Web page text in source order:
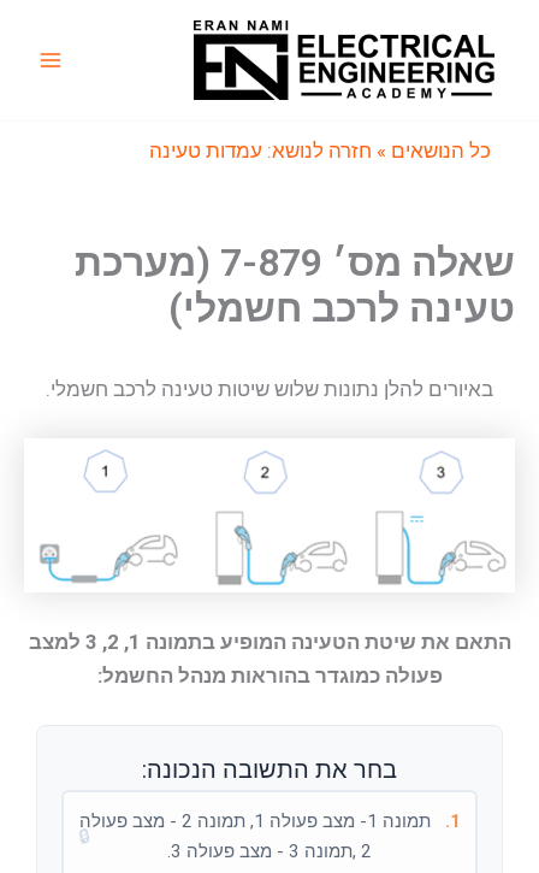
כל הנושאים » חזרה לנושא: עמדות טעינה
שאלה מס׳ 7-879 (מערכת
טעינה לרכב חשמלי)
באיורים להלן נתונות שלוש שיטות טעינה לרכב חשמלי.
התאם את שיטת הטעינה המופיע בתמונה 1, 2, 3 למצב
פעולה כמוגדר בהוראות מנהל החשמל:
בחר את התשובה הנכונה:
1.
תמונה 1- מצב פעולה 1, תמונה 2 - מצב פעולה
2 ,תמונה 3 - מצב פעולה 3.
🔒